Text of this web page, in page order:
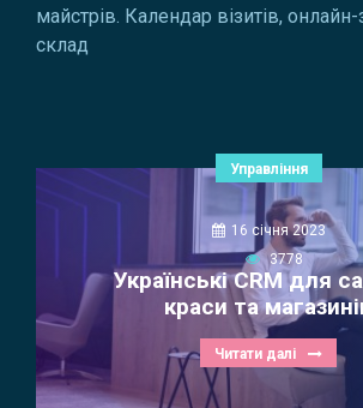
майстрів. Календар візитів, онлайн-
склад
Управління
16 січня 2023
3778
Українські CRM для
краси та
Читати далі